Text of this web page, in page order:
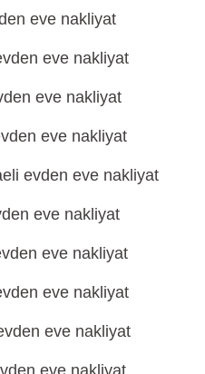
eve nakliyat
eve nakliyat
eve nakliyat
eve nakliyat
evden eve nakliyat
eve nakliyat
eve nakliyat
eve nakliyat
eve nakliyat
eve nakliyat